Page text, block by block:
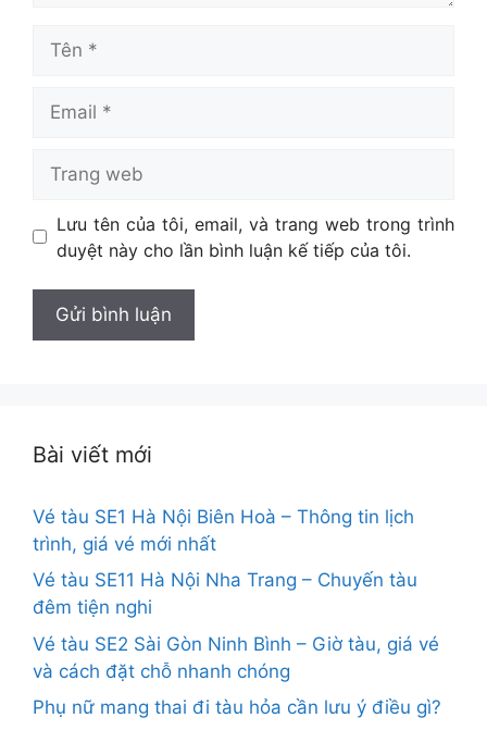
web
Lưu tên của tôi, email, và trang web trong trình
duyệt này cho lần bình luận kế tiếp của tôi.
Bài viết mới
Vé tàu SE1 Hà Nội Biên Hoà – Thông tin lịch
trình, giá vé mới nhất
Vé tàu SE11 Hà Nội Nha Trang – Chuyến tàu
đêm tiện nghi
Vé tàu SE2 Sài Gòn Ninh Bình – Giờ tàu, giá vé
và cách đặt chỗ nhanh chóng
Phụ nữ mang thai đi tàu hỏa cần lưu ý điều gì?